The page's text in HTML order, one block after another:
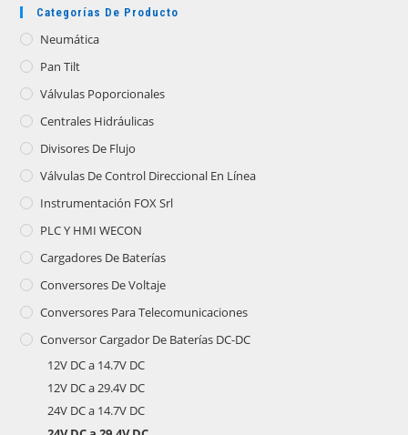
Categorías De Producto
Neumática
Pan Tilt
Válvulas Poporcionales
Centrales Hidráulicas
Divisores De Flujo
Válvulas De Control Direccional En Línea
Instrumentación FOX Srl
PLC Y HMI WECON
Cargadores De Baterías
Conversores De Voltaje
Conversores Para Telecomunicaciones
Conversor Cargador De Baterías DC-DC
12V DC a 14.7V DC
12V DC a 29.4V DC
24V DC a 14.7V DC